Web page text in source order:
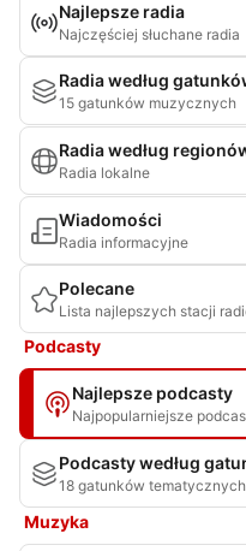
Najlepsze radia
Najczęściej słuchane radia
Radia według
15 gatunków muzycznych
Radia według
Radia lokalne
Wiadomości
Radia informacyjne
Polecane
Lista najlepszych stacji
Podcasty
Najlepsze podcasty
Najpopularniejsze
Podcasty według
18 gatunków tematycznych
Muzyka